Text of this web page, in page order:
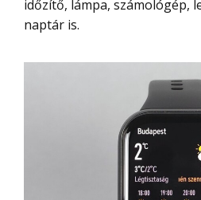
időzítő, lámpa, számológép,
naptár is.